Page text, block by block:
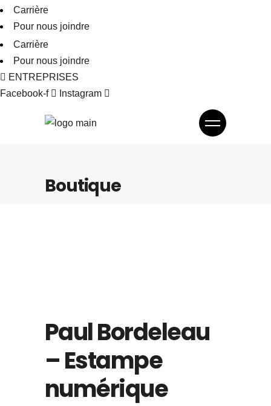
Carrière
Pour nous joindre
Carrière
Pour nous joindre
ENTREPRISES
Facebook-f
Instagram
Boutique
Paul Bordeleau
– Estampe
numérique